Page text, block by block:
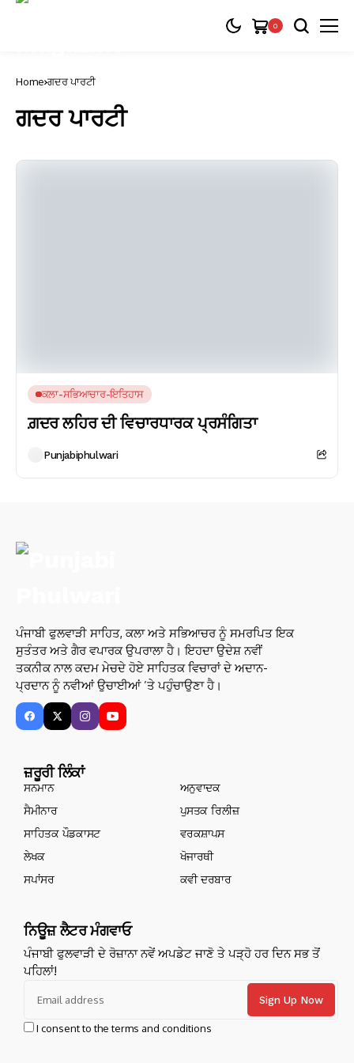
0
Home ਗਦਰ ਪਾਰਟੀ
ਗਦਰ ਪਾਰਟੀ
ਕਲਾ-ਸਭਿਆਚਾਰ-ਇਤਿਹਾਸ
ਗ਼ਦਰ ਲਹਿਰ ਦੀ ਵਿਚਾਰਧਾਰਕ ਪ੍ਰਸੰਗਿਤਾ
Punjabiphulwari
ਪੰਜਾਬੀ ਫੁਲਵਾੜੀ ਸਾਹਿਤ, ਕਲਾ ਅਤੇ ਸਭਿਆਚਰ ਨੂੰ ਸਮਰਪਿਤ ਇਕ
ਸੁਤੰਤਰ ਅਤੇ ਗੈਰ ਵਪਾਰਕ ਉਪਰਾਲਾ ਹੈ। ਇਹਦਾ ਉਦੇਸ਼ ਨਵੀਂ
ਤਕਨੀਕ ਨਾਲ ਕਦਮ ਮੇਚਦੇ ਹੋਏ ਸਾਹਿਤਕ ਵਿਚਾਰਾਂ ਦੇ ਅਦਾਨ-
ਪ੍ਰਦਾਨ ਨੂੰ ਨਵੀਆਂ ਉਚਾਈਆਂ ’ਤੇ ਪਹੁੰਚਾਉਣਾ ਹੈ।
ਜ਼ਰੂਰੀ ਲਿੰਕਾਂ
ਸਨਮਾਨ
ਅਨੁਵਾਦਕ
ਸੈਮੀਨਾਰ
ਪੁਸਤਕ ਰਿਲੀਜ਼
ਸਾਹਿਤਕ ਪੌਡਕਾਸਟ
ਵਰਕਸ਼ਾਪਸ
ਲੇਖਕ
ਖੋਜਾਰਥੀ
ਸਪਾਂਸਰ
ਕਵੀ ਦਰਬਾਰ
ਨਿਊਜ਼ ਲੈਟਰ ਮੰਗਵਾਓ
ਪੰਜਾਬੀ ਫੁਲਵਾੜੀ ਦੇ ਰੋਜ਼ਾਨਾ ਨਵੇਂ ਅਪਡੇਟ ਜਾਣੋ ਤੇ ਪੜ੍ਹੋ ਹਰ ਦਿਨ ਸਭ ਤੋਂ
ਪਹਿਲਾਂ!
I consent to the terms and conditions